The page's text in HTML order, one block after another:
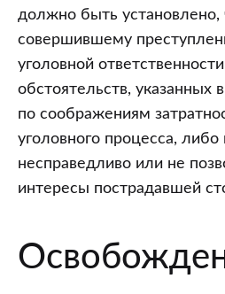
должно быть установлено,
совершившему
уголовной
обстоятельств, указанных
по соображениям
уголовного процесса, либо
несправедливо или не
интересы пострадавшей